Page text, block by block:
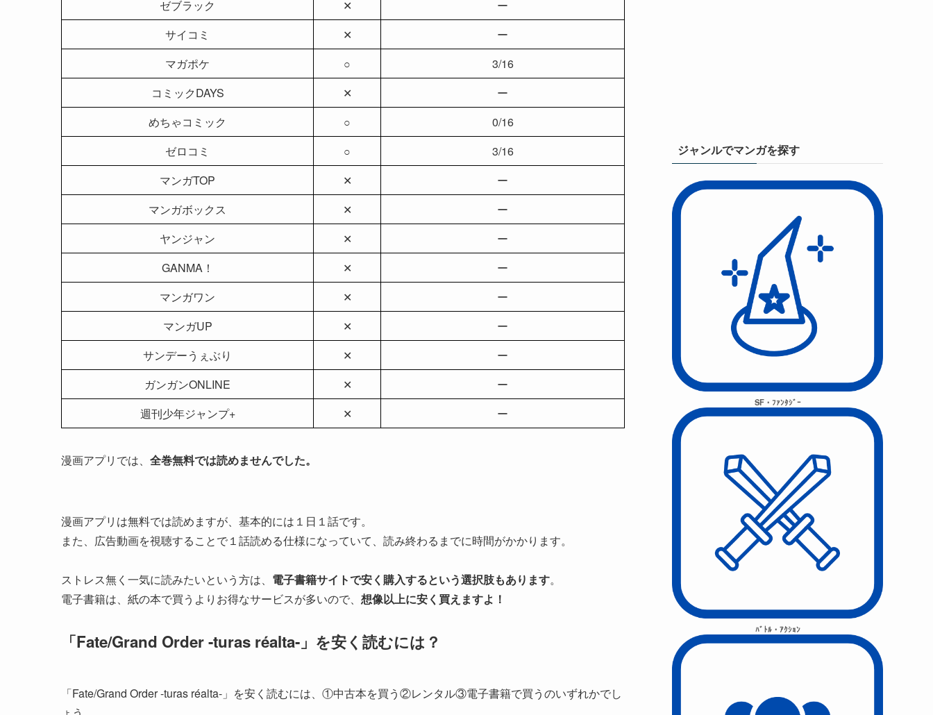
ゼブラック
✕
ー
サイコミ
✕
ー
マガポケ
○
3/16
コミックDAYS
✕
ー
めちゃコミック
○
0/16
ゼロコミ
○
3/16
マンガTOP
✕
ー
マンガボックス
✕
ー
ヤンジャン
✕
ー
GANMA！
✕
ー
マンガワン
✕
ー
マンガUP
✕
ー
サンデーうぇぶり
✕
ー
ガンガンONLINE
✕
ー
週刊少年ジャンプ+
✕ ー
漫画アプリでは、 全巻無料では読めませんでした。
漫画アプリは無料では読めますが、基本的には１日１話です。
また、広告動画を視聴することで１話読める仕様になっていて、読み終わるまでに時間がかかります。
ストレス無く一気に読みたいという方は、 電子書籍サイトで安く購入するという選択肢もあります。
電子書籍は、紙の本で買うよりお得なサービスが多いので、 想像以上に安く買えますよ！
「Fate/Grand Order -turas réalta-」を安く読むには？
「Fate/Grand Order -turas réalta-」を安く読むには、①中古本を買う②レンタル③電子書籍で買うのいずれかでし
ジャンルでマンガを探す
SF・ﾌｧﾝﾀｼﾞｰ
ﾊﾞﾄﾙ・ｱｸｼｮﾝ